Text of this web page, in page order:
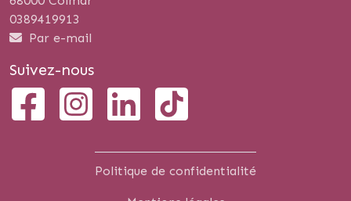
0389419913
Par e-mail
Suivez-nous
Politique de confidentialité